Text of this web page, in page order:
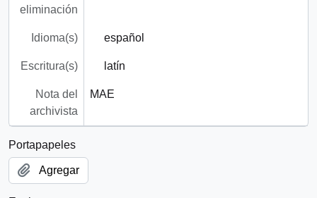
eliminación
Idioma(s) español
Escritura(s) latín
Nota del
archivista
MAE
Portapapeles
Agregar